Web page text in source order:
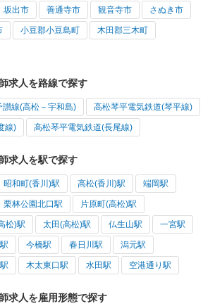
坂出市 善通寺市 観音寺市 さぬき市
小豆郡小豆島町 木田郡三木町
求人を路線で探す
讃線(高松－宇和島) 高松琴平電気鉄道(琴平線)
線) 高松琴平電気鉄道(長尾線)
求人を駅で探す
昭和町(香川)駅 高松(香川)駅 端岡駅
栗林公園北口駅 片原町(高松)駅
松)駅 太田(高松)駅 仏生山駅 一宮駅
今橋駅 春日川駅 潟元駅
木太東口駅 水田駅 空港通り駅
求人を雇用形態で探す